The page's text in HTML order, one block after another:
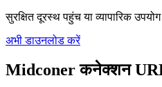
सुरक्षित दूरस्थ पहुंच या व्यापारिक
अभी डाउनलोड करें
Midconer कनेक्शन